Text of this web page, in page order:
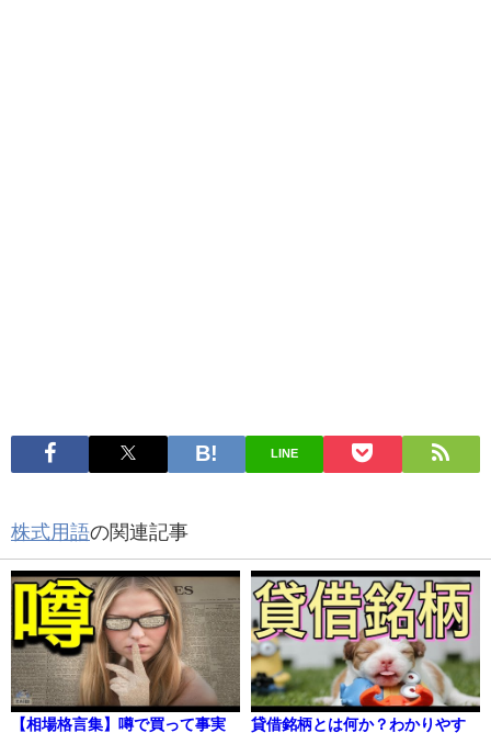
LINE
株式用語の関連記事
【相場格言集】噂で買って事実
貸借銘柄とは何か？わかりやす